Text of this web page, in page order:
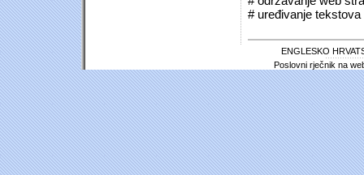
# uređivanje
ENGLESKO
Poslovni rječnik na